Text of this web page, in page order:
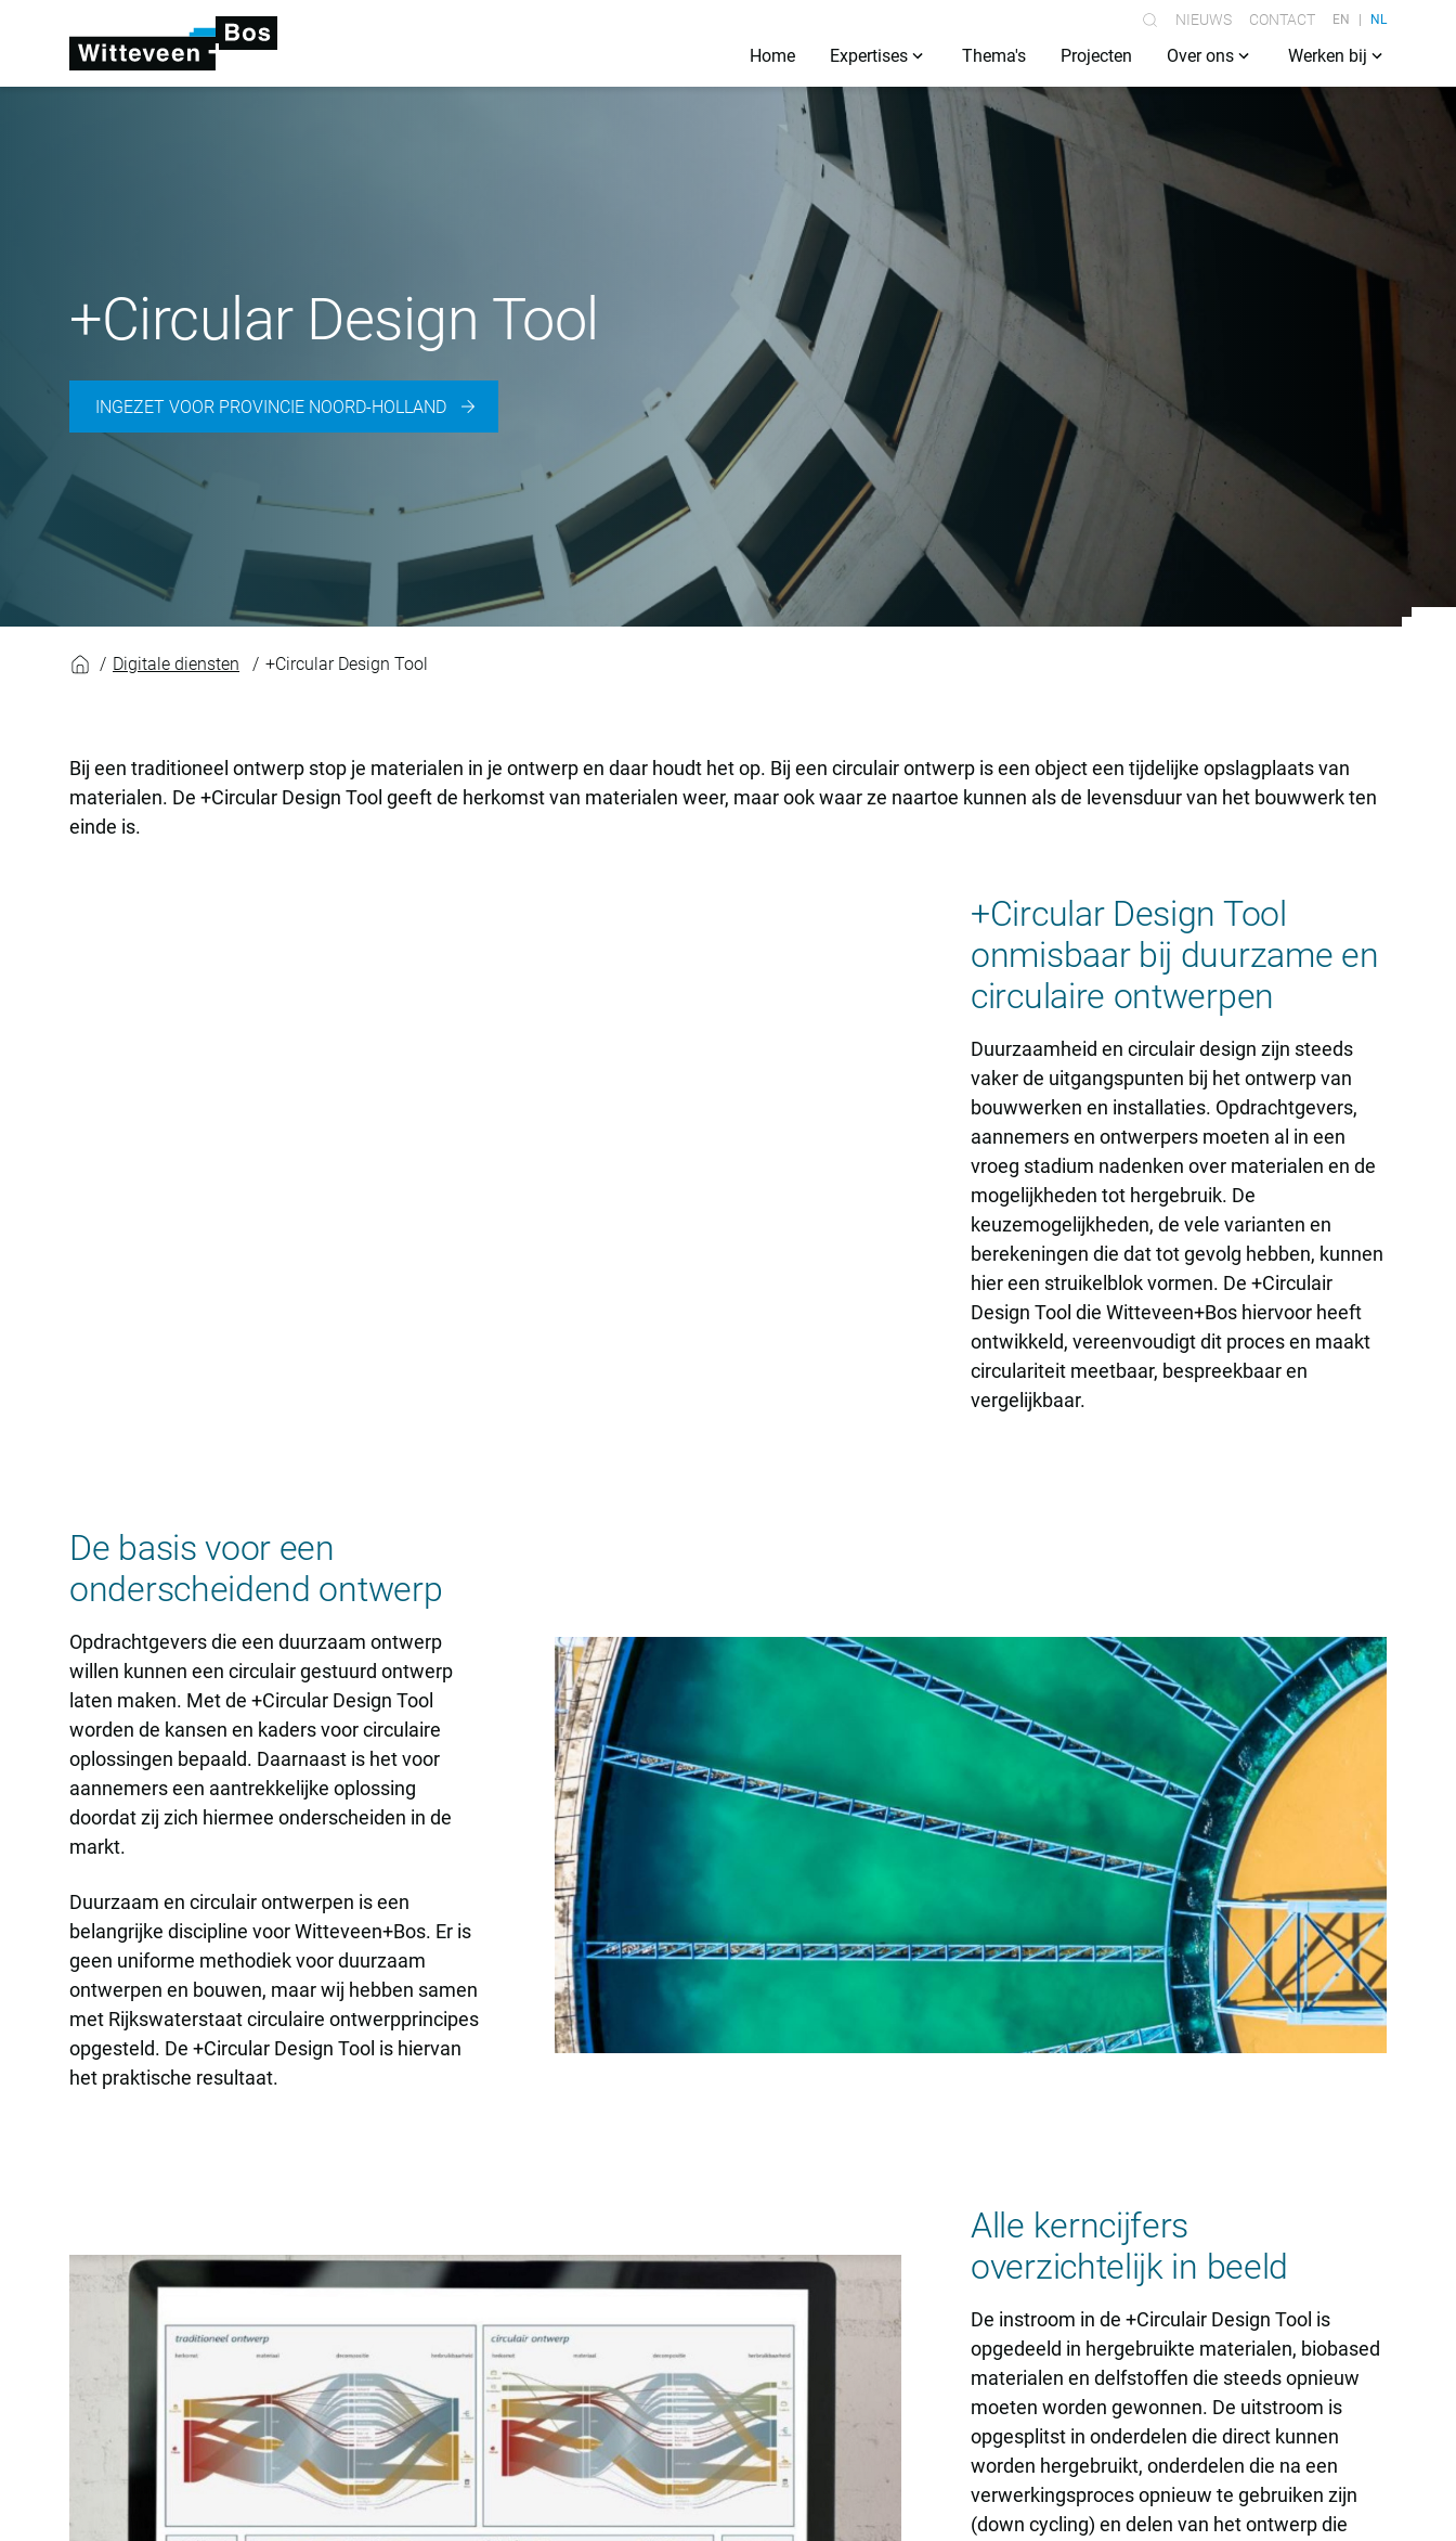
NIEUWS CONTACT EN NL
Home Expertises Thema's Projecten Over ons Werken bij
+Circular Design Tool
INGEZET VOOR PROVINCIE NOORD-HOLLAND
+Circular Design Tool
Digitale diensten +Circular Design Tool
Bij een traditioneel ontwerp stop je materialen in je ontwerp en daar houdt het op. Bij een circulair ontwerp is een object een tijdelijke opslagplaats van
materialen. De +Circular Design Tool geeft de herkomst van materialen weer, maar ook waar ze naartoe kunnen als de levensduur van het bouwwerk ten
einde is.
+Circular Design Tool
onmisbaar bij duurzame en
circulaire ontwerpen
Duurzaamheid en circulair design zijn steeds
vaker de uitgangspunten bij het ontwerp van
bouwwerken en installaties. Opdrachtgevers,
aannemers en ontwerpers moeten al in een
vroeg stadium nadenken over materialen en de
mogelijkheden tot hergebruik. De
keuzemogelijkheden, de vele varianten en
berekeningen die dat tot gevolg hebben, kunnen
hier een struikelblok vormen. De +Circulair
Design Tool die Witteveen+Bos hiervoor heeft
ontwikkeld, vereenvoudigt dit proces en maakt
circulariteit meetbaar, bespreekbaar en
vergelijkbaar.
De basis voor een
onderscheidend ontwerp
Opdrachtgevers die een duurzaam ontwerp
willen kunnen een circulair gestuurd ontwerp
laten maken. Met de +Circular Design Tool
worden de kansen en kaders voor circulaire
oplossingen bepaald. Daarnaast is het voor
aannemers een aantrekkelijke oplossing
doordat zij zich hiermee onderscheiden in de
markt.
Duurzaam en circulair ontwerpen is een
belangrijke discipline voor Witteveen+Bos. Er is
geen uniforme methodiek voor duurzaam
ontwerpen en bouwen, maar wij hebben samen
met Rijkswaterstaat circulaire ontwerpprincipes
opgesteld. De +Circular Design Tool is hiervan
het praktische resultaat.
Alle kerncijfers
overzichtelijk in beeld
De instroom in de +Circulair Design Tool is
opgedeeld in hergebruikte materialen, biobased
materialen en delfstoffen die steeds opnieuw
moeten worden gewonnen. De uitstroom is
opgesplitst in onderdelen die direct kunnen
worden hergebruikt, onderdelen die na een
verwerkingsproces opnieuw te gebruiken zijn
(down cycling) en delen van het ontwerp die